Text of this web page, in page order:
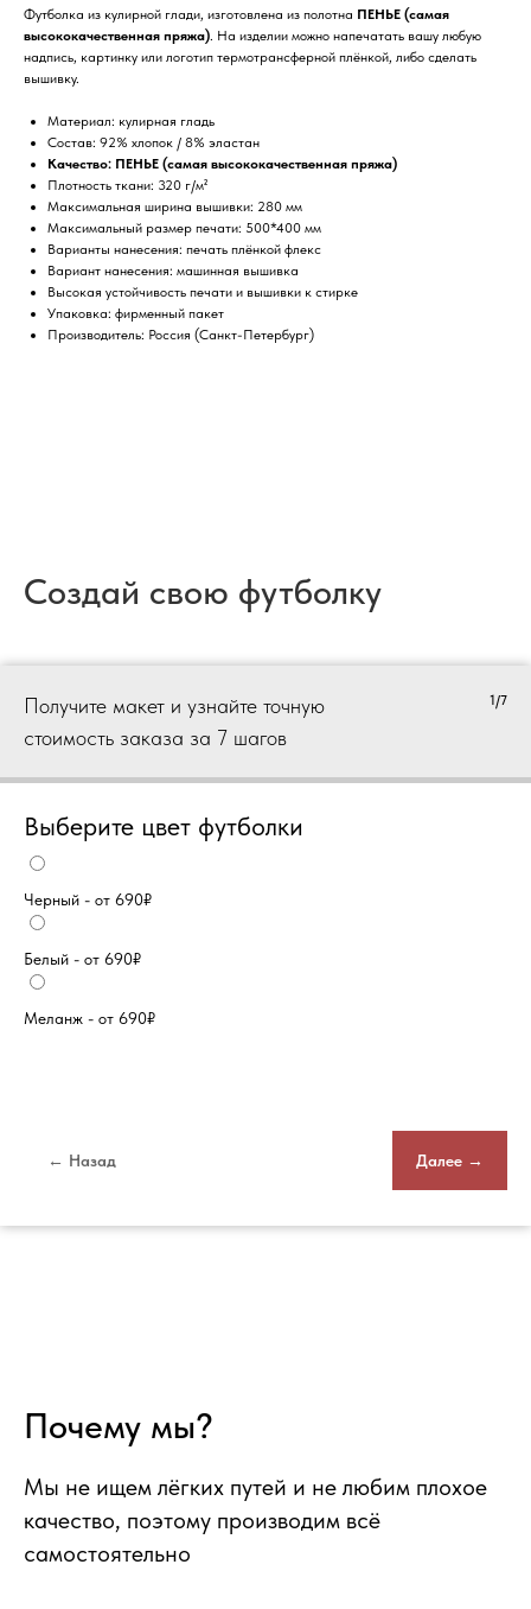
Футболка из кулирной глади, изготовлена из полотна ПЕНЬЕ (самая
высококачественная пряжа). На изделии можно напечатать вашу любую
надпись, картинку или логотип термотрансферной плёнкой, либо сделать
вышивку.
Материал: кулирная гладь
Состав: 92% хлопок / 8% эластан
Качество: ПЕНЬЕ (самая высококачественная пряжа)
Плотность ткани: 320 г/м²
Максимальная ширина вышивки: 280 мм
Максимальный размер печати: 500*400 мм
Варианты нанесения: печать плёнкой флекс
Вариант нанесения: машинная вышивка
Высокая устойчивость печати и вышивки к стирке
Упаковка: фирменный пакет
Производитель: Россия (Санкт-Петербург)
Создай свою футболку
Получите макет и узнайте точную
стоимость заказа за 7 шагов
1/7
Выберите цвет футболки
Черный - от 690₽
Белый - от 690₽
Меланж - от 690₽
← Назад Далее →
Почему мы?
Мы не ищем лёгких путей и не любим плохое
качество, поэтому производим всё
самостоятельно